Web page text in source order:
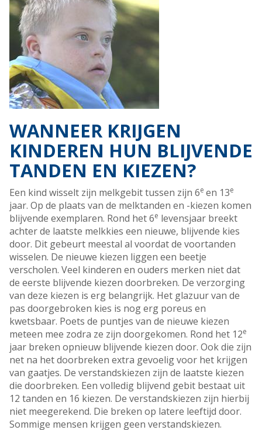
WANNEER KRIJGEN
KINDEREN HUN BLIJVENDE
TANDEN EN KIEZEN?
Een kind wisselt zijn melkgebit tussen zijn 6e en 13e
jaar. Op de plaats van de melktanden en -kiezen komen
blijvende exemplaren. Rond het 6e levensjaar breekt
achter de laatste melkkies een nieuwe, blijvende kies
door. Dit gebeurt meestal al voordat de voortanden
wisselen. De nieuwe kiezen liggen een beetje
verscholen. Veel kinderen en ouders merken niet dat
de eerste blijvende kiezen doorbreken. De verzorging
van deze kiezen is erg belangrijk. Het glazuur van de
pas doorgebroken kies is nog erg poreus en
kwetsbaar. Poets de puntjes van de nieuwe kiezen
meteen mee zodra ze zijn doorgekomen. Rond het 12e
jaar breken opnieuw blijvende kiezen door. Ook die zijn
net na het doorbreken extra gevoelig voor het krijgen
van gaatjes. De verstandskiezen zijn de laatste kiezen
die doorbreken. Een volledig blijvend gebit bestaat uit
12 tanden en 16 kiezen. De verstandskiezen zijn hierbij
niet meegerekend. Die breken op latere leeftijd door.
Sommige mensen krijgen geen verstandskiezen.